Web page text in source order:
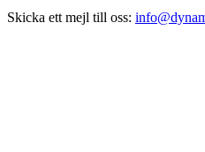
Skicka ett mejl till oss: